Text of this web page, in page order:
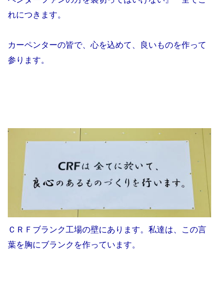
れにつきます。
カーペンターの皆で、心を込めて、良いものを作って
参ります。
ＣＲＦブランク工場の壁にあります。私達は、この言
葉を胸にブランクを作っています。